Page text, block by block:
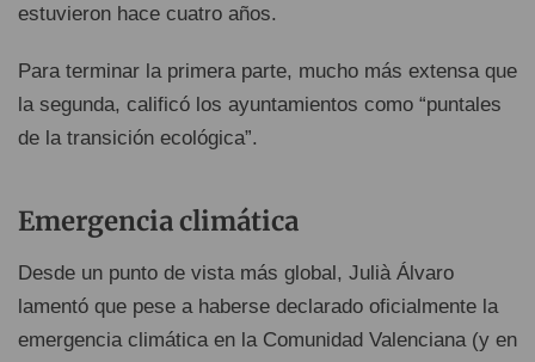
estuvieron hace cuatro años.
Para terminar la primera parte, mucho más extensa que
la segunda, calificó los ayuntamientos como “puntales
de la transición ecológica”.
Emergencia climática
Desde un punto de vista más global, Julià Álvaro
lamentó que pese a haberse declarado oficialmente la
emergencia climática en la Comunidad Valenciana (y en